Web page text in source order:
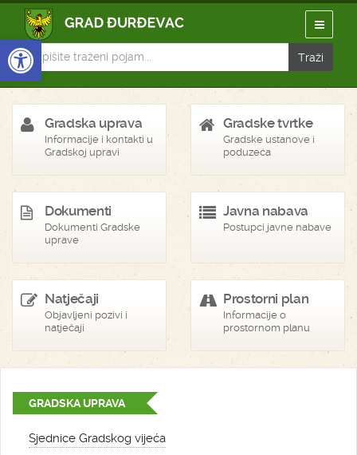
Open toolbar
Gradska uprava
Informacije i kontakti u
Gradskoj upravi
Gradske tvrtke
Gradske ustanove i
poduzeća
Dokumenti
Dokumenti Gradske
uprave
Javna nabava
Postupci javne nabave
Natječaji
Objavljeni pozivi i
natječaji
Prostorni plan
Informacije o
prostornom planu
GRADSKA UPRAVA
Sjednice Gradskog vijeća